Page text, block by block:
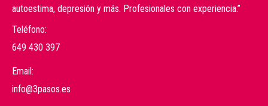
autoestima, depresión y más. Profesionales con experiencia.”
Teléfono:
649 430 397
Email:
info@3pasos.es